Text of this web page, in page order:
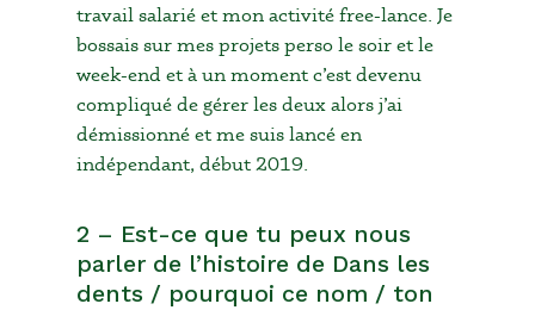
travail salarié et mon activité free-lance. Je
bossais sur mes projets perso le soir et le
week-end et à un moment c’est devenu
compliqué de gérer les deux alors j’ai
démissionné et me suis lancé en
indépendant, début 2019.
2 – Est-ce que tu peux nous
parler de l’histoire de Dans les
dents / pourquoi ce nom / ton